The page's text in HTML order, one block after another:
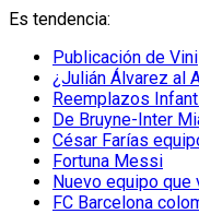
Es tendencia:
Publicación de Vini
¿Julián Álvarez al
Reemplazos
De Bruyne-Inter
César Farías
Fortuna Messi
Nuevo equipo que
FC Barcelona